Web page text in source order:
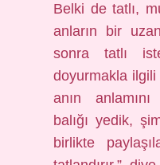
Belki de tatlı,
anların bir
sonra tatlı
doyurmakla
anın
balığı yedik,
birlikte